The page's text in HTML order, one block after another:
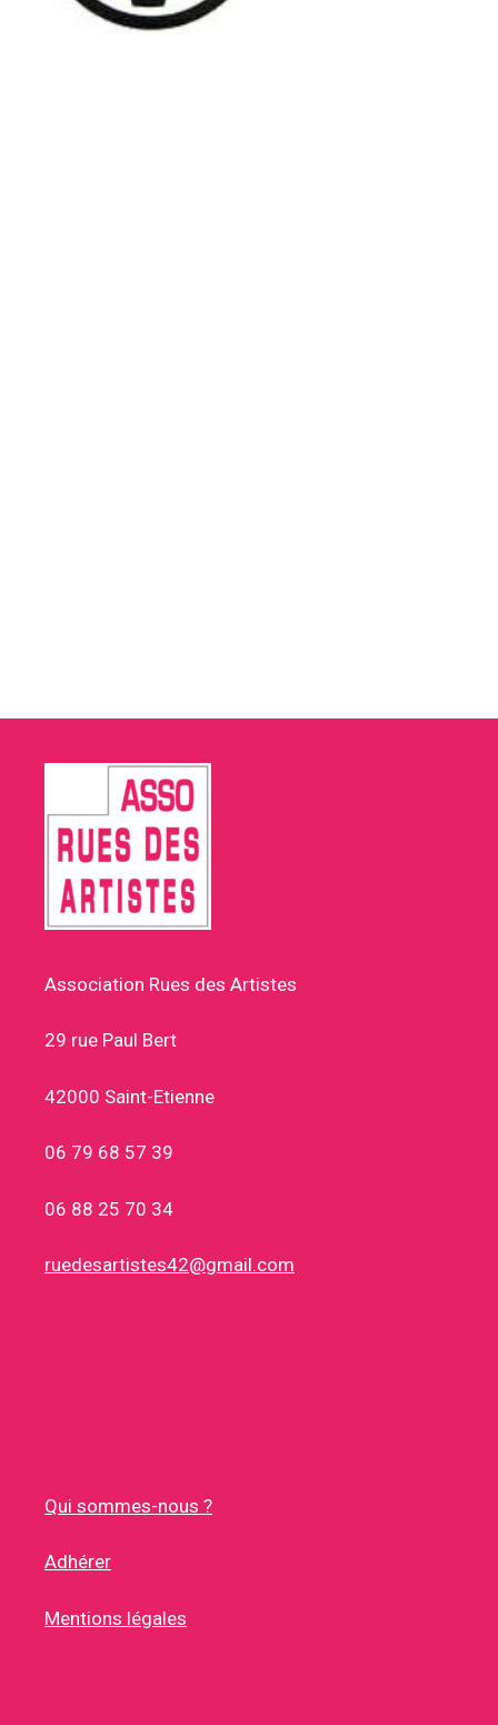
Association Rues des Artistes
29 rue Paul Bert
42000 Saint-Etienne
06 79 68 57 39
06 88 25 70 34
ruedesartistes42@gmail.com
Qui sommes-nous ?
Adhérer
Mentions légales